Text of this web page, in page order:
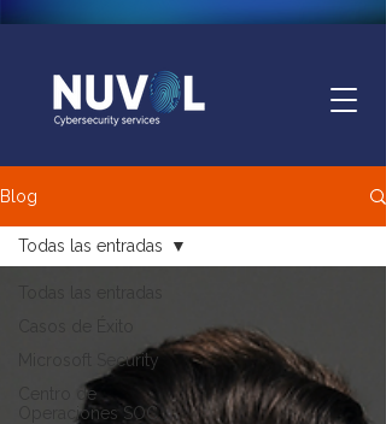
Blog
Microsoft Security
Centro de
Operaciones SOC
Todas las entradas